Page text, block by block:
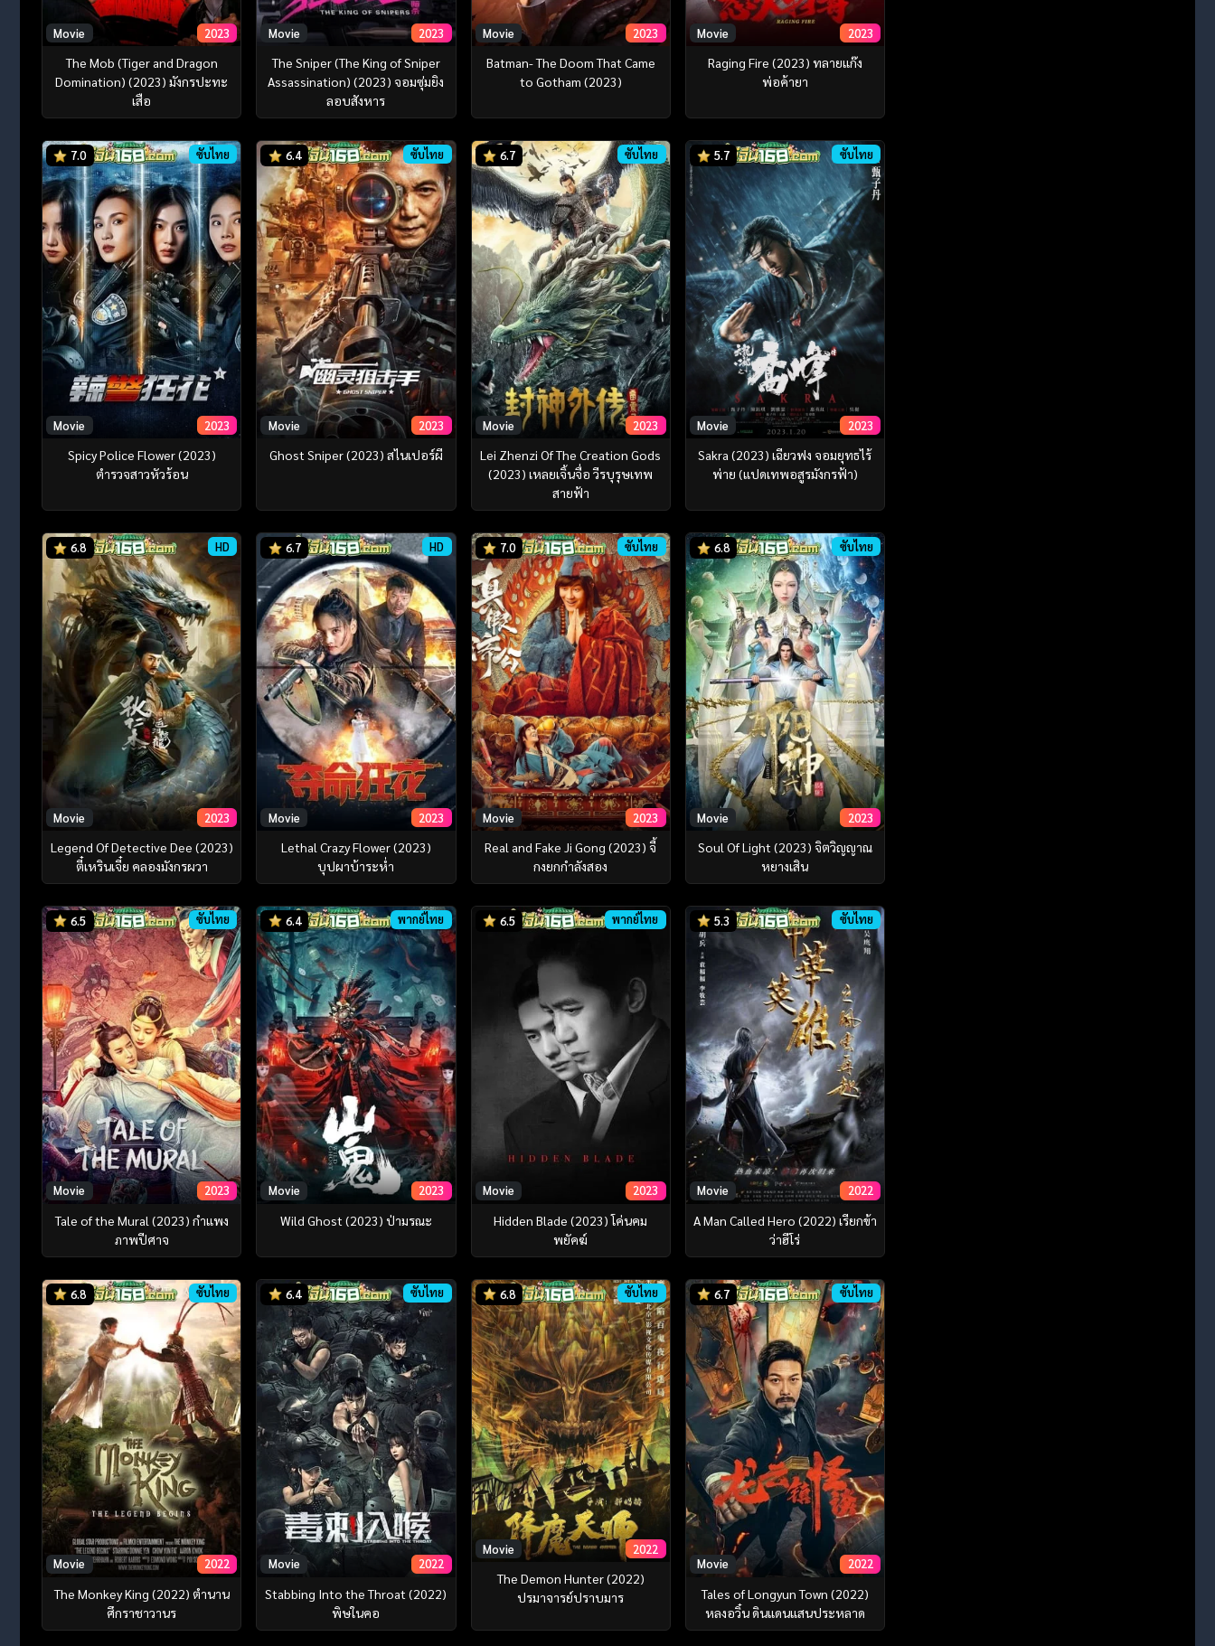
Movie 2023
The Mob (Tiger and Dragon
Domination) (2023) มังกรปะทะ
เสือ
Movie 2023
The Sniper (The King of Sniper
Assassination) (2023) จอมซุ่มยิง
ลอบสังหาร
Movie 2023
Batman- The Doom That Came
to Gotham (2023)
Movie 2023
Raging Fire (2023) ทลายแก๊ง
พ่อค้ายา
7.0 ซับไทย
Movie 2023
Spicy Police Flower (2023)
ตำรวจสาวหัวร้อน
6.4 ซับไทย
Movie 2023
Ghost Sniper (2023) สไนเปอร์ผี
6.7 ซับไทย
Movie 2023
Lei Zhenzi Of The Creation Gods
(2023) เหลยเจิ้นจื่อ วีรบุรุษเทพ
สายฟ้า
5.7 ซับไทย
Movie 2023
Sakra (2023) เฉียวฟง จอมยุทธไร้
พ่าย (แปดเทพอสูรมังกรฟ้า)
6.8 HD
Movie 2023
Legend Of Detective Dee (2023)
ตี๋เหรินเจี๋ย คลองมังกรผวา
6.7 HD
Movie 2023
Lethal Crazy Flower (2023)
บุปผาบ้าระห่ำ
7.0 ซับไทย
Movie 2023
Real and Fake Ji Gong (2023) จี้
กงยกกำลังสอง
6.8 ซับไทย
Movie 2023
Soul Of Light (2023) จิตวิญญาณ
หยางเสิน
6.5 ซับไทย
Movie 2023
Tale of the Mural (2023) กำแพง
ภาพปีศาจ
6.4 พากย์ไทย
Movie 2023
Wild Ghost (2023) ป่ามรณะ
6.5 พากย์ไทย
Movie 2023
Hidden Blade (2023) โค่นคม
พยัคฆ์
5.3 ซับไทย
Movie 2022
A Man Called Hero (2022) เรียกข้า
ว่าฮีโร่
6.8 ซับไทย
Movie 2022
The Monkey King (2022) ตำนาน
ศึกราชาวานร
6.4 ซับไทย
Movie 2022
Stabbing Into the Throat (2022)
พิษในคอ
6.8 ซับไทย
Movie 2022
The Demon Hunter (2022)
ปรมาจารย์ปราบมาร
6.7 ซับไทย
Movie 2022
Tales of Longyun Town (2022)
หลงอวิ๋น ดินแดนแสนประหลาด